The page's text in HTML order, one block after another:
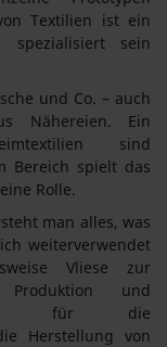
Textilien ist ein
spezialisiert sein
und Co. – auch
Nähereien. Ein
sind
Bereich spielt das
Rolle.
man alles, was
weiterverwendet
Vliese zur
und
für die
Herstellung von